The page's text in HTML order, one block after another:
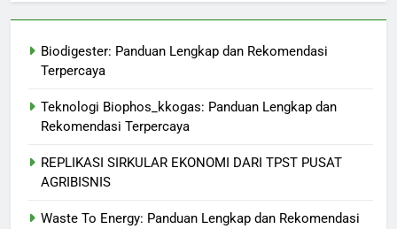
Biodigester: Panduan Lengkap dan Rekomendasi
Terpercaya
Teknologi Biophos_kkogas: Panduan Lengkap dan
Rekomendasi Terpercaya
REPLIKASI SIRKULAR EKONOMI DARI TPST PUSAT
AGRIBISNIS
Waste To Energy: Panduan Lengkap dan Rekomendasi